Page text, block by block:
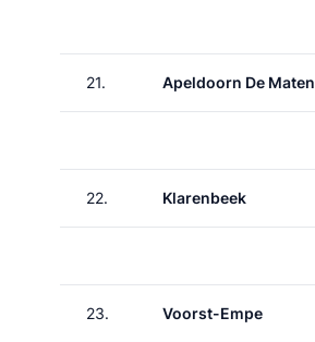
21. Apeldoorn De Maten
22. Klarenbeek
23. Voorst-Empe